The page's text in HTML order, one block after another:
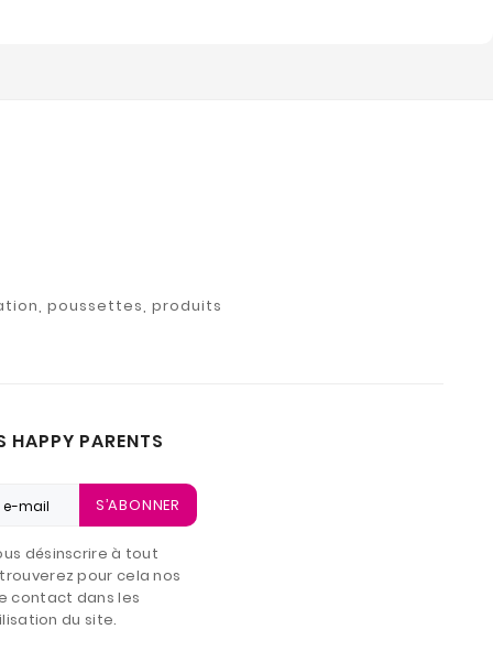
poussettes, produits
HAPPY PARENTS
S’ABONNER
désinscrire à tout
pour cela nos
contact dans les
du site.